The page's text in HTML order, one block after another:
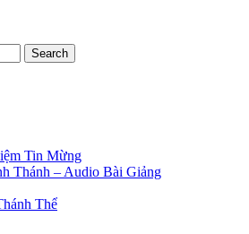
Search
Tin Mừng
Thánh – Audio Bài Giảng
Thể